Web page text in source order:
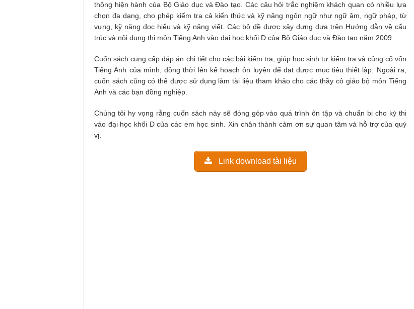
thông hiện hành của Bộ Giáo dục và Đào tạo. Các câu hỏi trắc nghiệm khách quan có nhiều lựa
chọn đa dạng, cho phép kiểm tra cả kiến thức và kỹ năng ngôn ngữ như ngữ âm, ngữ pháp, từ
vựng, kỹ năng đọc hiểu và kỹ năng viết. Các bộ đề được xây dựng dựa trên Hướng dẫn về cấu
trúc và nội dung thi môn Tiếng Anh vào đại học khối D của Bộ Giáo dục và Đào tạo năm 2009.
Cuốn sách cung cấp đáp án chi tiết cho các bài kiểm tra, giúp học sinh tự kiểm tra và củng cố vốn
Tiếng Anh của mình, đồng thời lên kế hoạch ôn luyện để đạt được mục tiêu thiết lập. Ngoài ra,
cuốn sách cũng có thể được sử dụng làm tài liệu tham khảo cho các thầy cô giáo bộ môn Tiếng
Anh và các bạn đồng nghiệp.
Chúng tôi hy vọng rằng cuốn sách này sẽ đóng góp vào quá trình ôn tập và chuẩn bị cho kỳ thi
vào đại học khối D của các em học sinh. Xin chân thành cảm ơn sự quan tâm và hỗ trợ của quý
vị.
Link download tài liệu